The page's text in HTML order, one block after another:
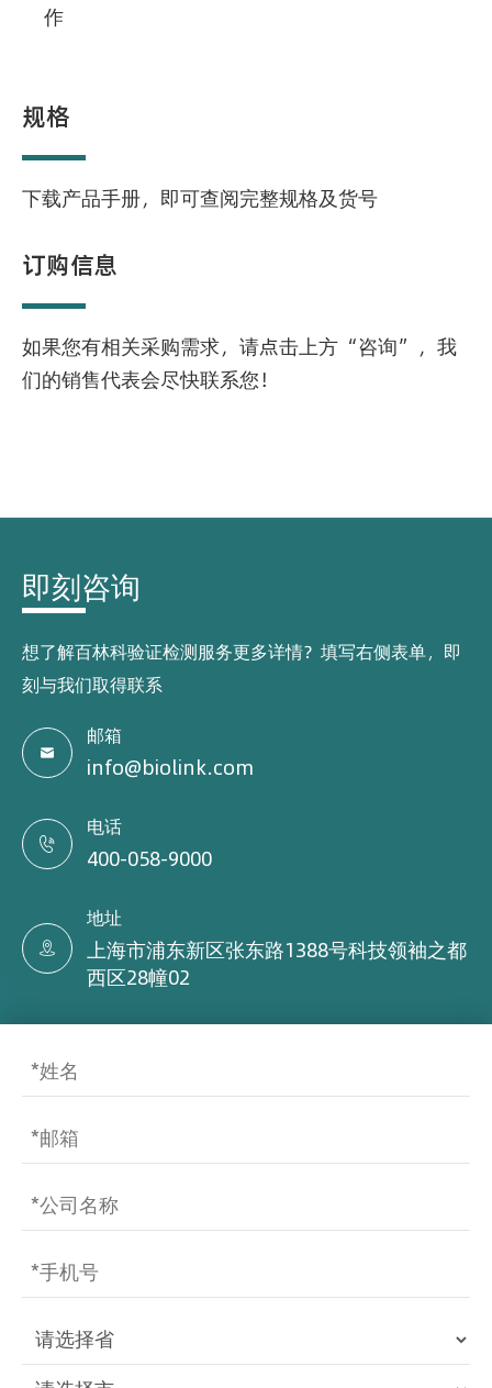
作
规格
下载产品手册，即可查阅完整规格及货号
订购信息
如果您有相关采购需求，请点击上方“咨询”，我
们的销售代表会尽快联系您！
即刻咨询
想了解百林科验证检测服务更多详情？填写右侧表单，即
刻与我们取得联系

邮箱
info@biolink.com

电话
400-058-9000

地址
上海市浦东新区张东路1388号科技领袖之都
西区28幢02